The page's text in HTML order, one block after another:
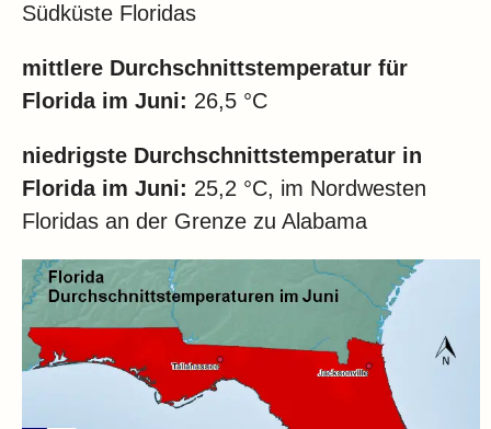
Südküste Floridas
mittlere Durchschnittstemperatur für
Florida im Juni: 26,5 °C
niedrigste Durchschnittstemperatur in
Florida im Juni: 25,2 °C, im Nordwesten
Floridas an der Grenze zu Alabama